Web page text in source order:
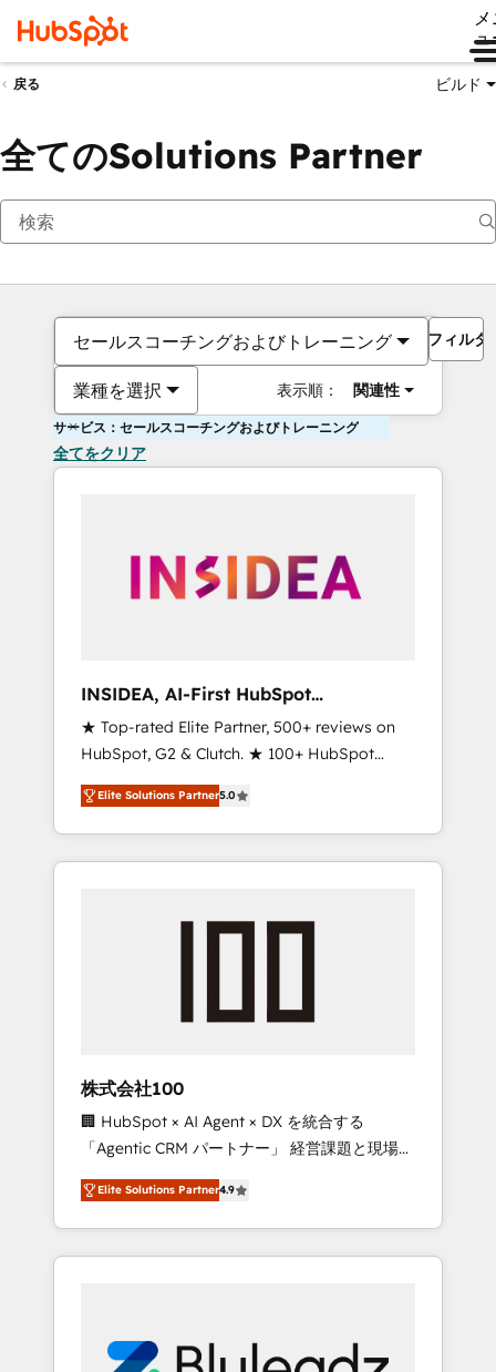
ュ
戻る ビルド
全てのSolutions Partner
セールスコーチングおよびトレーニング
業種を選択 表示順： 関連性
フィルタ
サービス：セールスコーチングおよびトレーニング
全てをクリア
INSIDEA, AI-First HubSpot
Onboarding & RevOps
★ Top-rated Elite Partner, 500+ reviews on
HubSpot, G2 & Clutch. ★ 100+ HubSpot
Certified Experts & Trainers across the team
★ 1,500+ implementations across five
continents ★ AI-First, RevOps-led,
Onboarding obsessed ★ Company of the
engine. We onboard your team, migrate your
from any legacy CRM. Zero downtime, full
data integrity. ➤ Implementation: Configure
HubSpot to run your revenue process. Sales,
marketing, and service wired together. ➤ AI
and Integrations: Layer Breeze AI, custom
agents, and APIs to remove manual work. ➤
Ongoing Management: Monthly tune-ups,
portal? We are built for the work.
Elite Solutions Partner5.0
株式会社100
🏢 HubSpot × AI Agent × DX を統合する
「Agentic CRM パートナー」 経営課題と現場業
務をつなぐAIネイティブ・エージェンシーとし
て、HubSpot Eliteの実装力で顧客フロント業務
を再設計します。 💡 100inc は何をする会社
か？ HubSpotを共通基盤に、AIエージェントを
部・グループ会社・部門が分立する組織で、デ
Elite Solutions Partner4.9